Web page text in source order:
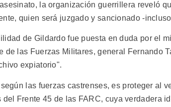
la organización guerrillera reveló
quien será juzgado y sancionado -
de Gildardo fue puesta en duda por el
de las Fuerzas Militares, general Fernando
expiatorio".
las fuerzas castrenses, es proteger al
Frente 45 de las FARC, cuya verdadera